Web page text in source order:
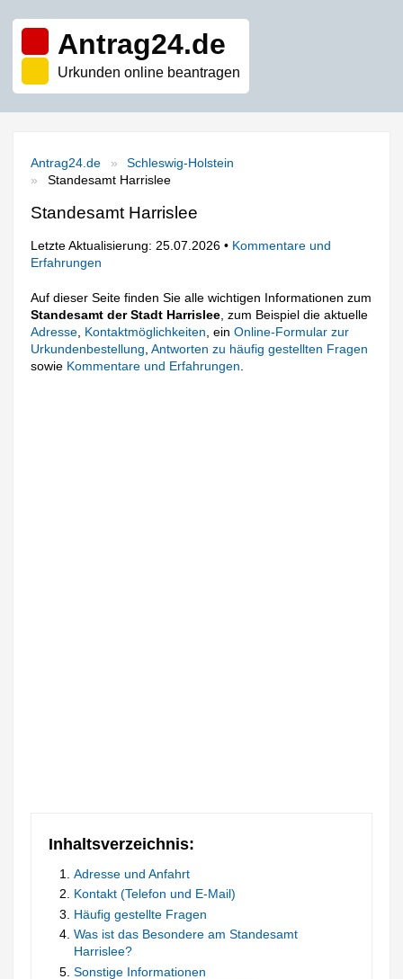
Antrag24.de
Urkunden online beantragen
Antrag24.de
Schleswig-Holstein
Standesamt Harrislee
Standesamt Harrislee
Letzte Aktualisierung: 25.07.2026 • Kommentare und
Erfahrungen
Auf dieser Seite finden Sie alle wichtigen Informationen zum
Standesamt der Stadt Harrislee , zum Beispiel die aktuelle
Adresse Kontaktmöglichkeiten , einOnline-Formular zur
Urkundenbestellung ,Antworten zu häufig gestellten Fragen
sowie Kommentare und Erfahrungen
Inhaltsverzeichnis:
Adresse und Anfahrt
Kontakt (Telefon und E-Mail)
Häufig gestellte Fragen
Was ist das Besondere am Standesamt
Harrislee?
Sonstige Informationen